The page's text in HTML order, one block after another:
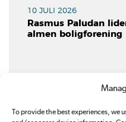
To provide the best experiences, we
10 JULI 2026
Rasmus Paludan
almen boligforening